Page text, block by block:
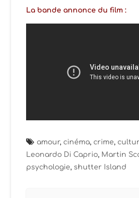
La bande annonce du film :
amour, cinéma, crime,
Leonardo Di Caprio, Martin
psychologie, shutter Island